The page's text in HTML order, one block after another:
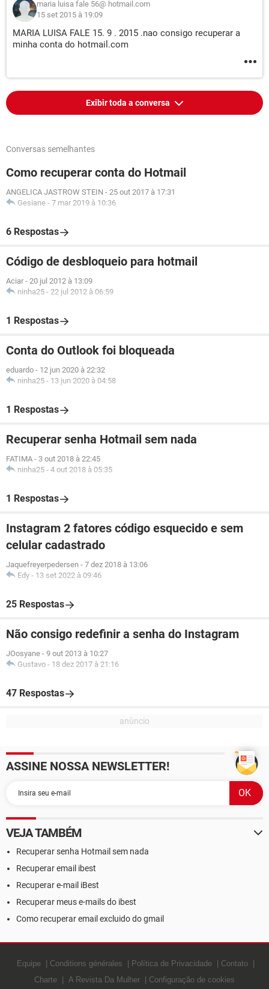
maria luisa fale 56@ hotmail.com
15 set 2015 à 19:09
MARIA LUISA FALE 15. 9 . 2015 .nao consigo recuperar a
minha conta do hotmail.com
Exibir toda a conversa
Conversas semelhantes
Como recuperar conta do Hotmail
ANGELICA JASTROW STEIN - 25 out 2017 à 17:31
Gesiane - 7 mar 2019 à 10:36
6 Respostas
Código de desbloqueio para hotmail
Aciar - 20 jul 2012 à 13:09
ninha25 - 22 jul 2012 à 06:59
1 Respostas
Conta do Outlook foi bloqueada
eduardo - 12 jun 2020 à 22:32
ninha25 - 13 jun 2020 à 04:58
1 Respostas
Recuperar senha Hotmail sem nada
FATIMA - 3 out 2018 à 22:45
ninha25 - 4 out 2018 à 05:35
1 Respostas
Instagram 2 fatores código esquecido e sem
celular cadastrado
Jaquefreyerpedersen - 7 dez 2018 à 13:06
Edy - 13 set 2022 à 09:46
25 Respostas
Não consigo redefinir a senha do Instagram
JOosyane - 9 out 2013 à 10:27
Gustavo - 18 dez 2017 à 21:16
47 Respostas
ASSINE NOSSA NEWSLETTER!
VEJA TAMBÉM
Recuperar senha Hotmail sem nada
Recuperar email ibest
Recuperar e-mail iBest
Recuperar meus e-mails do ibest
Como recuperar email excluido do gmail
Equipe Conditions générales Política de Privacidade
Contato
Charte
A Revista Da Mulher Configuração de cookies